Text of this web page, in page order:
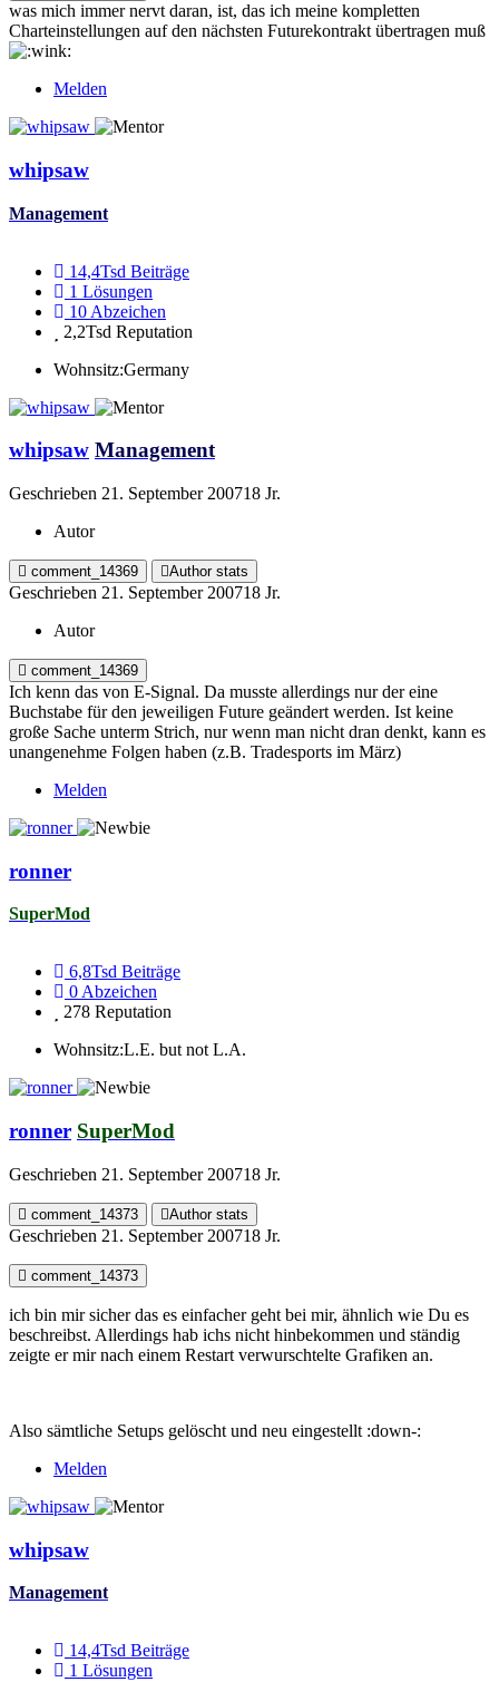
was mich immer nervt daran, ist, das ich meine kompletten
Charteinstellungen auf den nächsten Futurekontrakt übertragen muß
Melden
whipsaw
Management
14,4Tsd Beiträge
1 Lösungen
10 Abzeichen
2,2Tsd Reputation
Wohnsitz:Germany
whipsaw Management
Geschrieben 21. September 200718 Jr.
Autor
comment_14369 Author stats
Geschrieben 21. September 200718 Jr.
Autor
comment_14369
Ich kenn das von E-Signal. Da musste allerdings nur der eine
Buchstabe für den jeweiligen Future geändert werden. Ist keine
große Sache unterm Strich, nur wenn man nicht dran denkt, kann es
unangenehme Folgen haben (z.B. Tradesports im März)
Melden
ronner
SuperMod
6,8Tsd Beiträge
0 Abzeichen
278 Reputation
Wohnsitz:L.E. but not L.A.
ronner SuperMod
Geschrieben 21. September 200718 Jr.
comment_14373 Author stats
Geschrieben 21. September 200718 Jr.
comment_14373
ich bin mir sicher das es einfacher geht bei mir, ähnlich wie Du es
beschreibst. Allerdings hab ichs nicht hinbekommen und ständig
zeigte er mir nach einem Restart verwurschtelte Grafiken an.
Also sämtliche Setups gelöscht und neu eingestellt :down-:
Melden
whipsaw
Management
14,4Tsd Beiträge
1 Lösungen